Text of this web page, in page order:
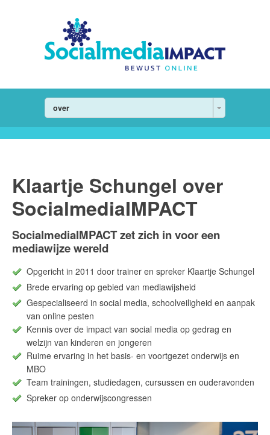
over
Klaartje Schungel over
SocialmediaIMPACT
SocialmediaIMPACT zet zich in voor een
mediawijze wereld
Opgericht in 2011 door trainer en spreker Klaartje Schungel
Brede ervaring op gebied van mediawijsheid
Gespecialiseerd in social media, schoolveiligheid en aanpak
van online pesten
Kennis over de impact van social media op gedrag en
welzijn van kinderen en jongeren
Ruime ervaring in het basis- en voortgezet onderwijs en
MBO
Team trainingen, studiedagen, cursussen en ouderavonden
Spreker op onderwijscongressen